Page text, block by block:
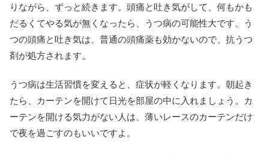
りながら、ずっと続きます。頭痛と吐き気がして、何もかも
だるくてやる気が無くなったら、うつ病の可能性大です。う
つの頭痛と吐き気は、普通の頭痛薬も効かないので、抗うつ
剤が処方されます。
うつ病は生活習慣を変えると、症状が軽くなります。朝起き
たら、カーテンを開けて日光を部屋の中に入れましょう。カ
ーテンを開ける気力がない人は、薄いレースのカーテンだけ
で夜を過ごすのもいいですよ。